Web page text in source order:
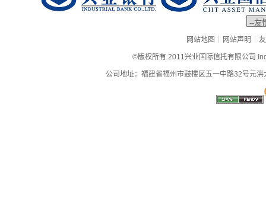
网站地图 | 网站声明 |
©版权所有 2011兴业国际信托有限公司
公司地址：福建省福州市鼓楼区五一中路32号元